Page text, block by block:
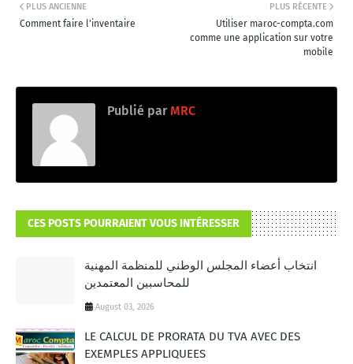
PLUS RÉCENTE
Utiliser maroc-compta.com
comme une application sur votre
mobile
PLUS ANCIENNE
Comment faire l'inventaire
Publié par MRC
CES POSTS POURRAIENT VOUS INTÉRESSER
انتخاب أعضاء المجلس الوطني للمنظمة المهنية
للمحاسبين المعتمدين
August 03, 2026
LE CALCUL DE PRORATA DU TVA AVEC DES
EXEMPLES APPLIQUEES